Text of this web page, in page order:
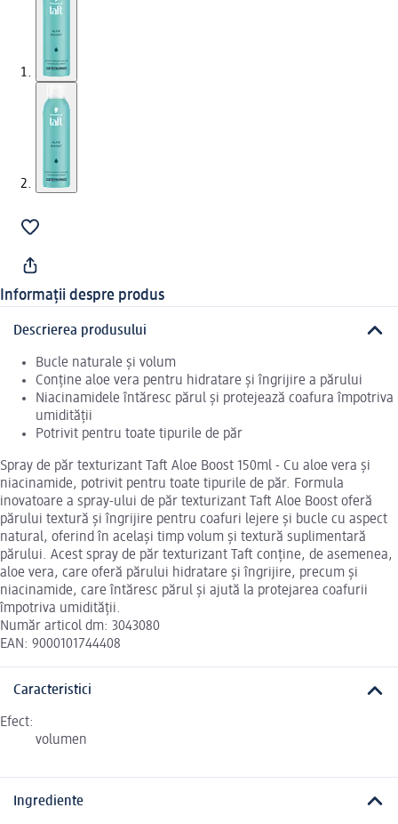
Informații despre produs
Descrierea produsului
Bucle naturale și volum
Conține aloe vera pentru hidratare și îngrijire a părului
Niacinamidele întăresc părul și protejează coafura împotriva
umidității
Potrivit pentru toate tipurile de păr
Spray de păr texturizant Taft Aloe Boost 150ml - Cu aloe vera și
niacinamide, potrivit pentru toate tipurile de păr. Formula
inovatoare a spray-ului de păr texturizant Taft Aloe Boost oferă
părului textură și îngrijire pentru coafuri lejere și bucle cu aspect
natural, oferind în același timp volum și textură suplimentară
părului. Acest spray de păr texturizant Taft conține, de asemenea,
aloe vera, care oferă părului hidratare și îngrijire, precum și
niacinamide, care întăresc părul și ajută la protejarea coafurii
împotriva umidității.
Număr articol dm: 3043080
EAN: 9000101744408
Caracteristici
Efect:
volumen
Ingrediente